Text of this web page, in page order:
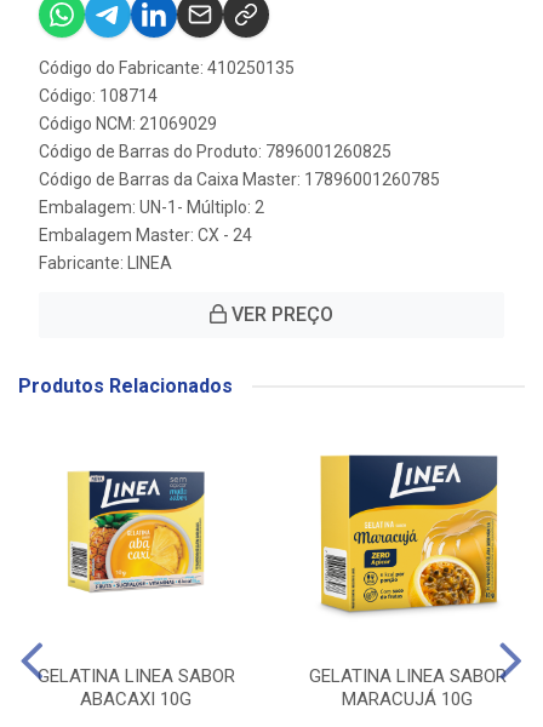
Código do Fabricante: 410250135
Código: 108714
Código NCM: 21069029
Código de Barras do Produto: 7896001260825
Código de Barras da Caixa Master: 17896001260785
Embalagem: UN-1- Múltiplo: 2
Embalagem Master: CX - 24
Fabricante:
LINEA
VER PREÇO
Produtos Relacionados
GELATINA LINEA SABOR
ABACAXI 10G
GELATINA LINEA SABOR
MARACUJÁ 10G